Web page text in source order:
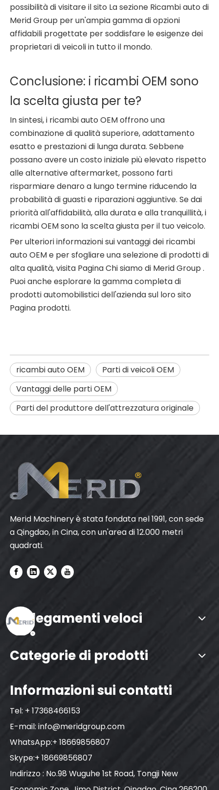
possibilità di visitare il sito La sezione Ricambi auto di
Merid Group per un'ampia gamma di opzioni
affidabili progettate per soddisfare le esigenze dei
proprietari di veicoli in tutto il mondo.
Conclusione: i ricambi OEM sono
la scelta giusta per te?
In sintesi, i ricambi auto OEM offrono una
combinazione di qualità superiore, adattamento
esatto e prestazioni di lunga durata. Sebbene
possano avere un costo iniziale più elevato rispetto
alle alternative aftermarket, possono farti
risparmiare denaro a lungo termine riducendo la
probabilità di guasti e riparazioni aggiuntive. Se dai
priorità all'affidabilità, alla durata e alla tranquillità, i
ricambi OEM sono la scelta giusta per il tuo veicolo.
Per ulteriori informazioni sui vantaggi dei ricambi
auto OEM e per sfogliare una selezione di prodotti di
alta qualità, visita Pagina Chi siamo di Merid Group .
Puoi anche esplorare la gamma completa di
prodotti automobilistici dell'azienda sul loro sito
Pagina prodotti.
ricambi auto OEM
Parti di veicoli OEM
Vantaggi delle parti OEM
Parti del produttore dell'attrezzatura originale
Merid Machinery è stata fondata nel 1991, con sede
a Qingdao, in Cina, con un'area di 12.000 metri
quadrati.
Collegamenti veloci
Categorie di prodotti
Informazioni sui contatti
Tel: + 17368466153
E-mail: info@meridgroup.com
WhatsApp:+ 18669856807
Skype:+ 18669856807
Indirizzo : No.98 Wuguhe 1st Road, Tongji New